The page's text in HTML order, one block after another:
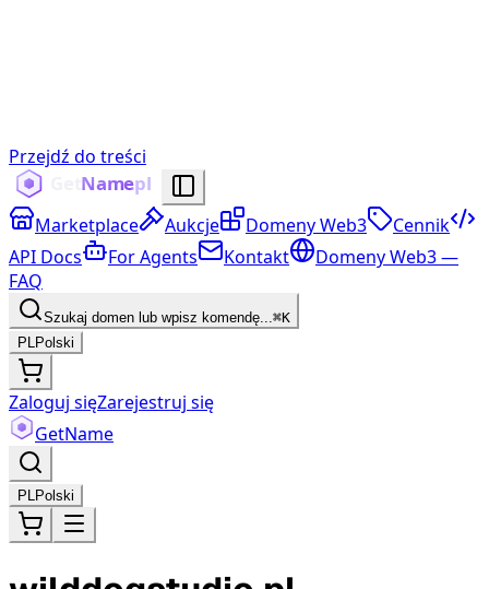
Przejdź do treści
Marketplace Aukcje Domeny Web3
Cennik
API Docs
For Agents Kontakt
Domeny Web3 —
FAQ
Szukaj domen lub wpisz komendę...⌘K
PLPolski
Zaloguj sięZarejestruj się
GetName
PLPolski